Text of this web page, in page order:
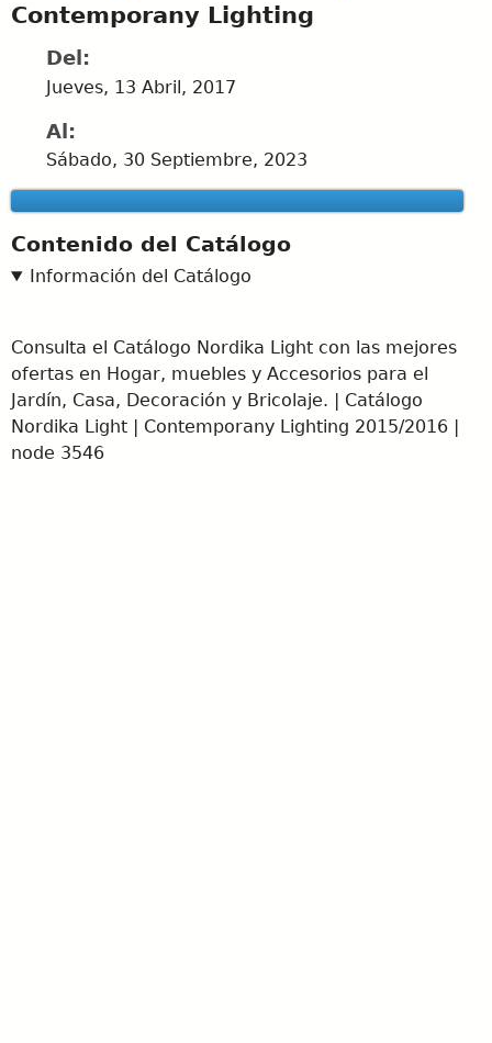
Contemporany Lighting
Del:
Jueves, 13 Abril, 2017
Al:
Sábado, 30 Septiembre, 2023
Contenido del Catálogo
Información del Catálogo
Consulta el Catálogo Nordika Light con las mejores
ofertas en Hogar, muebles y Accesorios para el
Jardín, Casa, Decoración y Bricolaje. | Catálogo
Nordika Light | Contemporany Lighting 2015/2016 |
node 3546